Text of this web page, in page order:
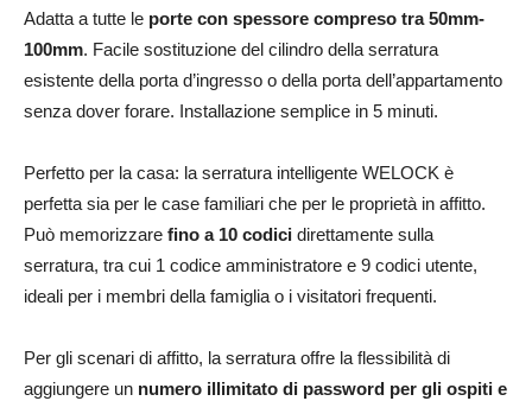
Adatta a tutte le porte con spessore compreso tra 50mm-
100mm. Facile sostituzione del cilindro della serratura
esistente della porta d’ingresso o della porta dell’appartamento
senza dover forare. Installazione semplice in 5 minuti.
Perfetto per la casa: la serratura intelligente WELOCK è
perfetta sia per le case familiari che per le proprietà in affitto.
Può memorizzare fino a 10 codici direttamente sulla
serratura, tra cui 1 codice amministratore e 9 codici utente,
ideali per i membri della famiglia o i visitatori frequenti.
Per gli scenari di affitto, la serratura offre la flessibilità di
aggiungere un numero illimitato di password per gli ospiti e